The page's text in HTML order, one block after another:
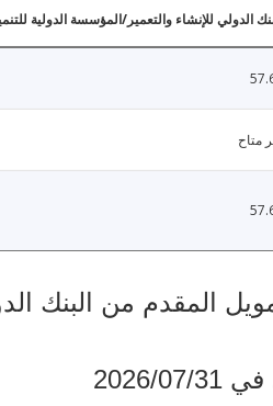
الدولي للإنشاء والتعمير/المؤسسة الدولية
متاح
من البنك الدولي
31